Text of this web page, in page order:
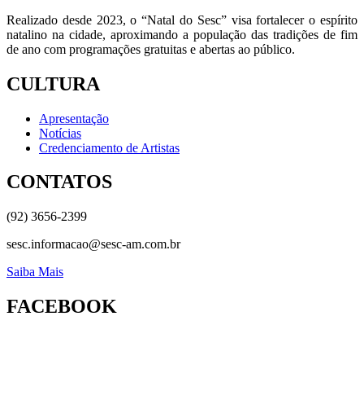
Realizado desde 2023, o “Natal do Sesc” visa fortalecer o espírito
natalino na cidade, aproximando a população das tradições de fim
de ano com programações gratuitas e abertas ao público.
CULTURA
Apresentação
Notícias
Credenciamento de Artistas
CONTATOS
(92) 3656-2399
sesc.informacao@sesc-am.com.br
Saiba Mais
FACEBOOK